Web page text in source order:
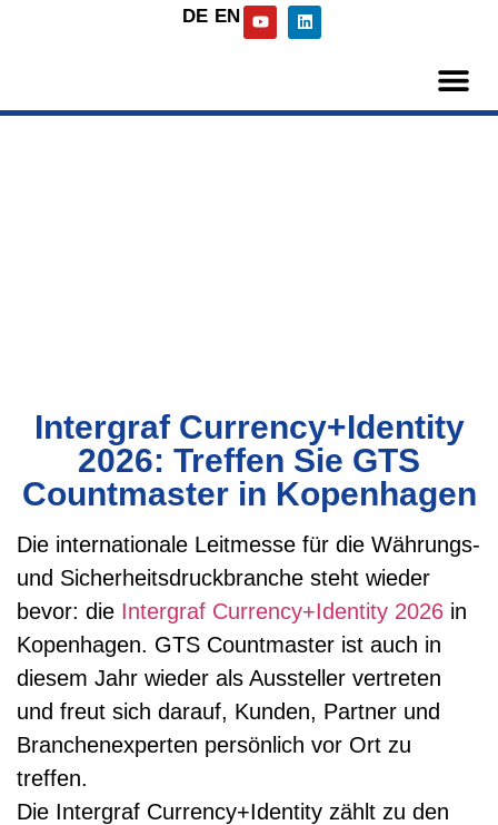
DE EN
Intergraf Currency+Identity
2026: Treffen Sie GTS
Countmaster in Kopenhagen
Die internationale Leitmesse für die Währungs-
und Sicherheitsdruckbranche steht wieder
bevor: die Intergraf Currency+Identity 2026 in
Kopenhagen. GTS Countmaster ist auch in
diesem Jahr wieder als Aussteller vertreten
und freut sich darauf, Kunden, Partner und
Branchenexperten persönlich vor Ort zu
treffen.
Die Intergraf Currency+Identity zählt zu den